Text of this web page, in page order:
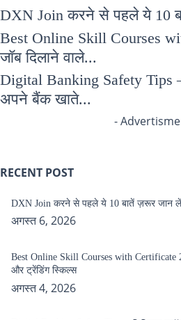
DXN Join करने से पहले ये 10
Best Online Skill Courses
जॉब दिलाने वाले...
Digital Banking Safety Tips
अपने बैंक खाते...
-
RECENT POST
DXN Join करने से पहले ये 10 बातें ज़रूर जान
अगस्त 6, 2026
Best Online Skill Courses with Certificate
और ट्रेंडिंग स्किल्स
अगस्त 4, 2026